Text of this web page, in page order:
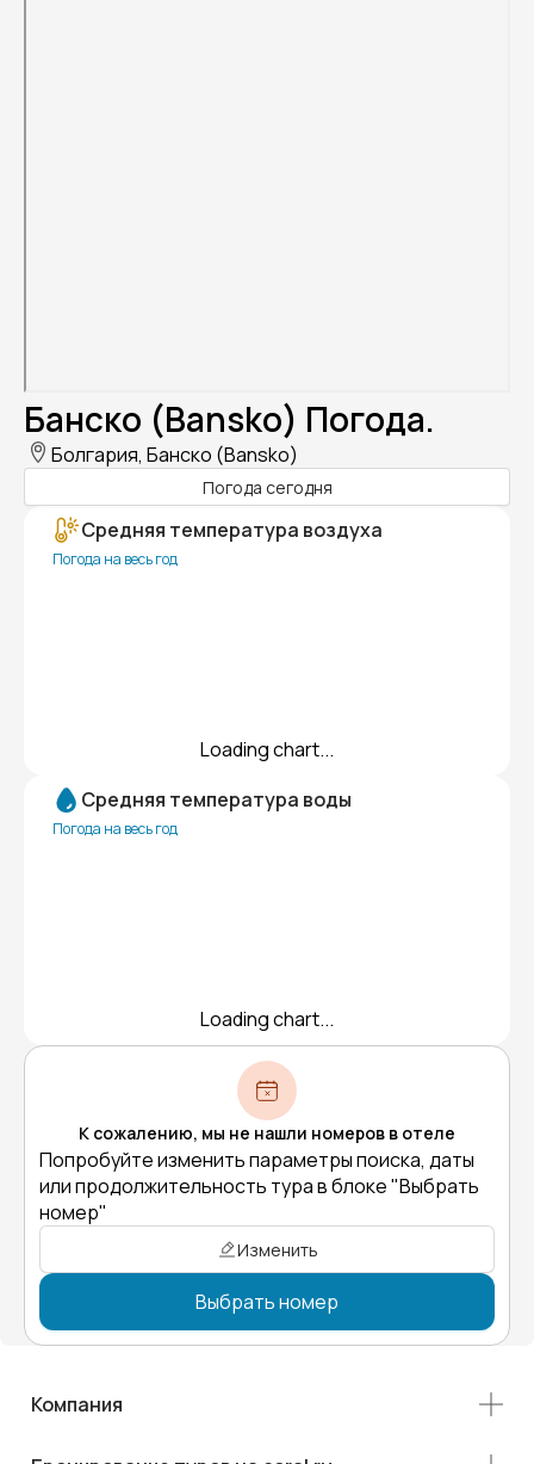
Банско (Bansko) Погода.
Болгария, Банско (Bansko)
Погода сегодня
Средняя температура воздуха
Погода на весь год
Loading chart...
Средняя температура воды
Погода на весь год
Loading chart...
К сожалению, мы не нашли номеров в отеле
Попробуйте изменить параметры поиска, даты
или продолжительность тура в блоке "Выбрать
номер"
Изменить
Выбрать номер
Компания